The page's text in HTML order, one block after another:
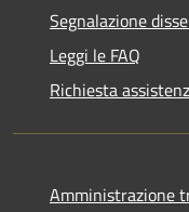
Segnalazione
Leggi le FAQ
Richiesta
Amministrazione